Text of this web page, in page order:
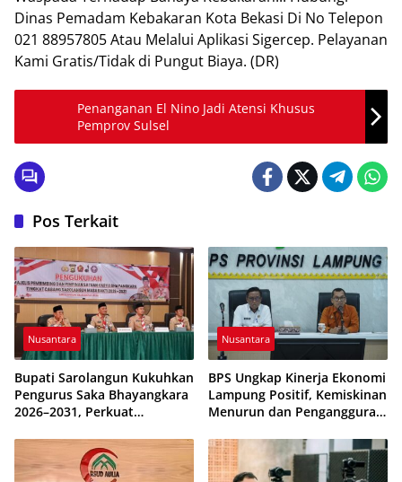
Dinas Pemadam Kebakaran Kota Bekasi Di No Telepon
021 88957805 Atau Melalui Aplikasi Sigercep. Pelayanan
Kami Gratis/Tidak di Pungut Biaya. (DR)
Penanganan El Nino Jadi Atensi Khusus
Pemprov Sulsel
Pos Terkait
Nusantara
Bupati Sarolangun Kukuhkan
Pengurus Saka Bhayangkara
2026–2031, Perkuat
Generasi Muda
Nusantara
BPS Ungkap Kinerja Ekonomi
Lampung Positif, Kemiskinan
Menurun dan Pengangguran